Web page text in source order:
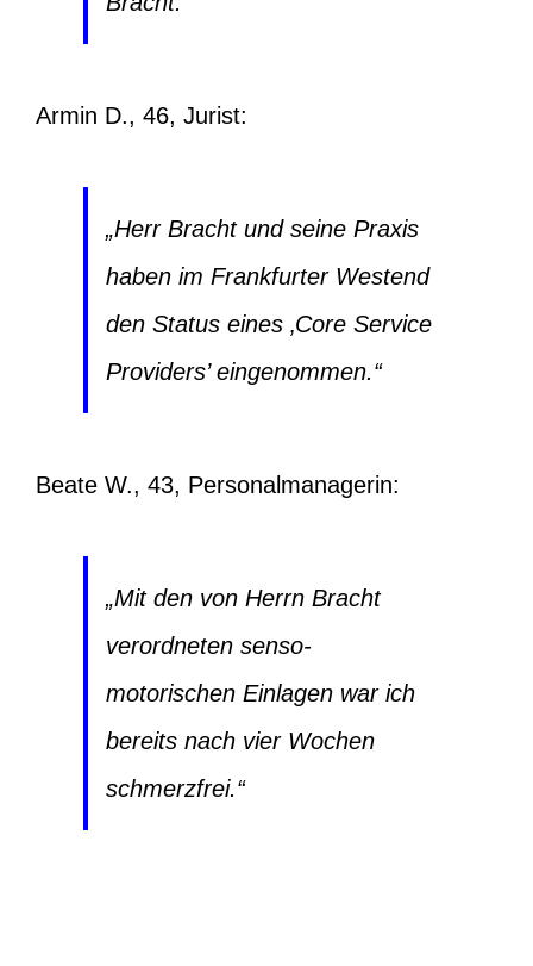
Armin D., 46, Jurist:
„Herr Bracht und seine Praxis
haben im Frankfurter Westend
den Status eines ‚Core Service
Providers’ eingenommen.“
Beate W., 43, Personalmanagerin:
„Mit den von Herrn Bracht
verordneten senso-
motorischen Einlagen war ich
bereits nach vier Wochen
schmerzfrei.“